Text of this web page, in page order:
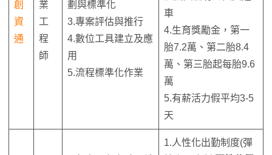
創
資
通
業
工
程
師
劃與標準化
3.專案評估與推行
4.數位工具建立及應
用
5.流程標準化作業
車
4.生育獎勵金，第一
胎7.2萬、第二胎8.4
萬、第三胎起每胎9.6
萬
5.有薪活力假平均3-5
天
1.人性化出勤制度(彈